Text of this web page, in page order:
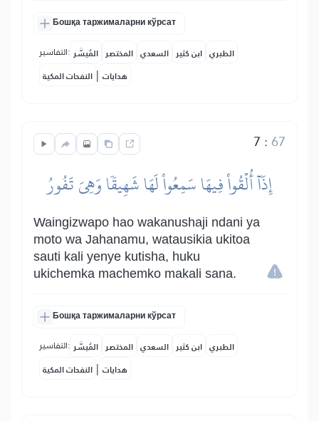
Бошқа таржималарни кўрсат
التفاسير: المُيسَّر المختصر السعدي ابن كثير الطبري
النفحات المكية | هدايات
7 :67
إِذَآ أُلۡقُواْ فِيهَا سَمِعُواْ لَهَا شَهِيقٗا وَهِيَ تَفُورُ
Waingizwapo hao wakanushaji ndani ya
moto wa Jahanamu, watausikia ukitoa
sauti kali yenye kutisha, huku
ukichemka machemko makali sana.
Бошқа таржималарни кўрсат
التفاسير: المُيسَّر المختصر السعدي ابن كثير الطبري
النفحات المكية | هدايات